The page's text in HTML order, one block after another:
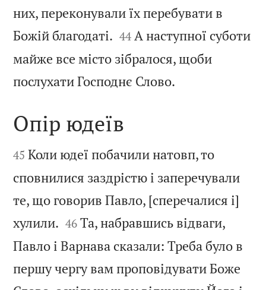
них, переконували їх перебувати в
Божій благодаті. 

44 А наступної суботи
майже все місто зібралося, щоби
послухати Господнє Слово.

Опір юдеїв

45 Коли юдеї побачили натовп, то
сповнилися заздрістю і заперечували
те, що говорив Павло, [сперечалися і]
хулили. 

46 Та, набравшись відваги,
Павло і Варнава сказали: Треба було в
першу чергу вам проповідувати Боже